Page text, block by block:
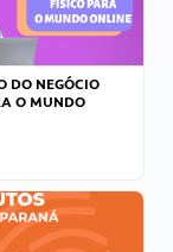
DO NEGÓCIO
O MUNDO